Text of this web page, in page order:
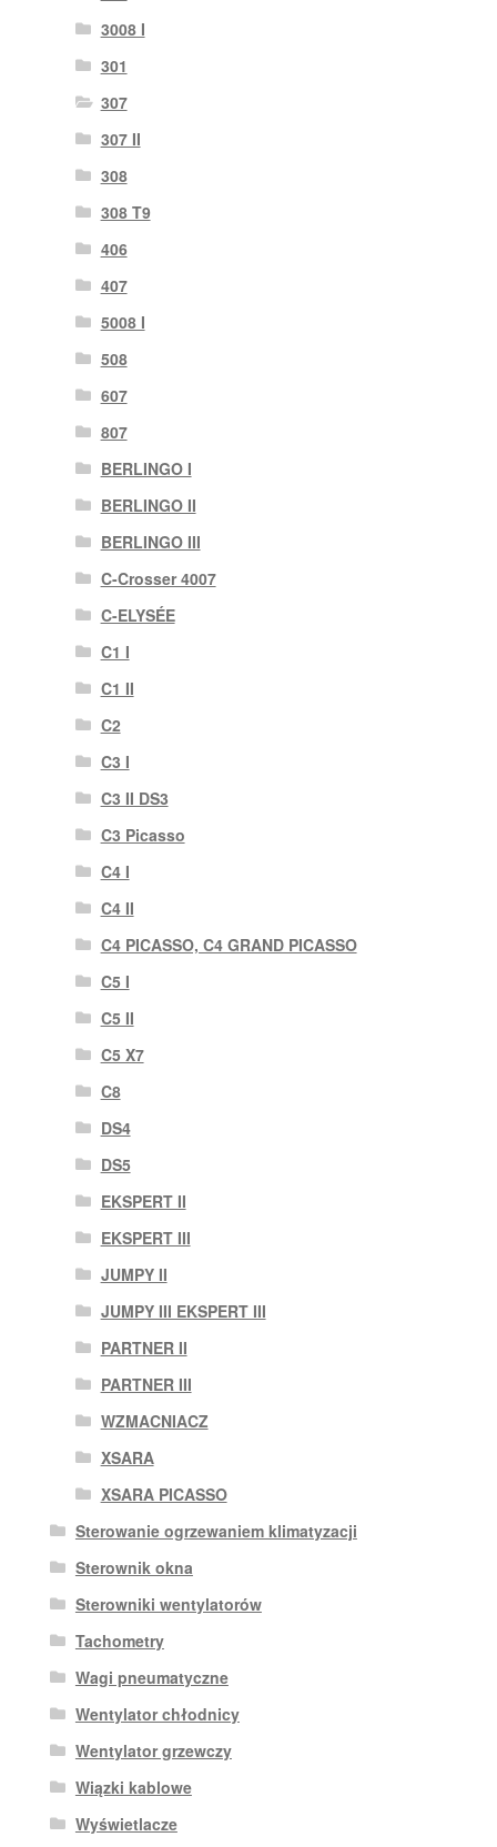
3008 I
301
307
307 II
308
308 T9
406
407
5008 I
508
607
807
BERLINGO I
BERLINGO II
BERLINGO III
C-Crosser 4007
C-ELYSÉE
C1 I
C1 II
C2
C3 I
C3 II DS3
C3 Picasso
C4 I
C4 II
C4 PICASSO, C4 GRAND PICASSO
C5 I
C5 II
C5 X7
C8
DS4
DS5
EKSPERT II
EKSPERT III
JUMPY II
JUMPY III EKSPERT III
PARTNER II
PARTNER III
WZMACNIACZ
XSARA
XSARA PICASSO
Sterowanie ogrzewaniem klimatyzacji
Sterownik okna
Sterowniki wentylatorów
Tachometry
Wagi pneumatyczne
Wentylator chłodnicy
Wentylator grzewczy
Wiązki kablowe
Wyświetlacze